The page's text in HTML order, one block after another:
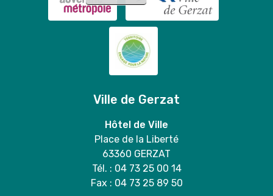
Ville de Gerzat
Hôtel de Ville
Place de la Liberté
63360 GERZAT
Tél. : 04 73 25 00 14
Fax : 04 73 25 89 50